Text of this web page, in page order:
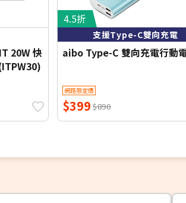
20W 快
4.5折
支援Type-C雙向充電
aibo Type-C 雙向充電行動
網路限定價
$399 $890